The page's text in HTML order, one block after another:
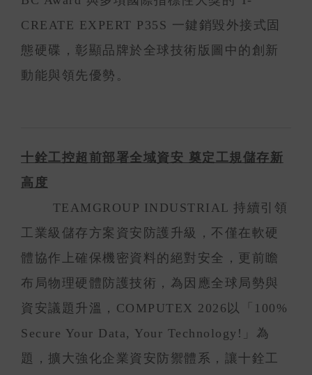
CREATE EXPERT P35S 一鍵銷毀外接式固
態硬碟，彰顯品牌於全球技術版圖中的創新
動能與領先優勢。
十銓工控超前部署全域資安 奠定工規儲存新
高度
TEAMGROUP INDUSTRIAL 持續引領
工業級儲存方案資安防護升級，不僅在軟硬
體協作上確保機密資料的絕對安全，更前瞻
布局物理硬體防護技術，為因應全球局勢與
資安議題升溫，COMPUTEX 2026以「100%
Secure Your Data, Your Technology!」為
題，擴大強化企業資安防禦體系，讓十銓工